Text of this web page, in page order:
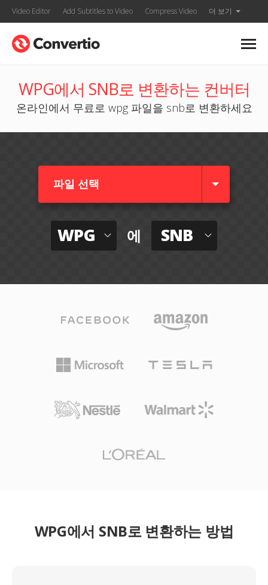
Video Editor Add Subtitles to Video Compress Video 더 보기
WPG에서 SNB로 변환하는 컨버터
온라인에서 무료로 wpg 파일을 snb로 변환하세요
파일 선택
WPG 에 SNB
WPG에서 SNB로 변환하는 방법